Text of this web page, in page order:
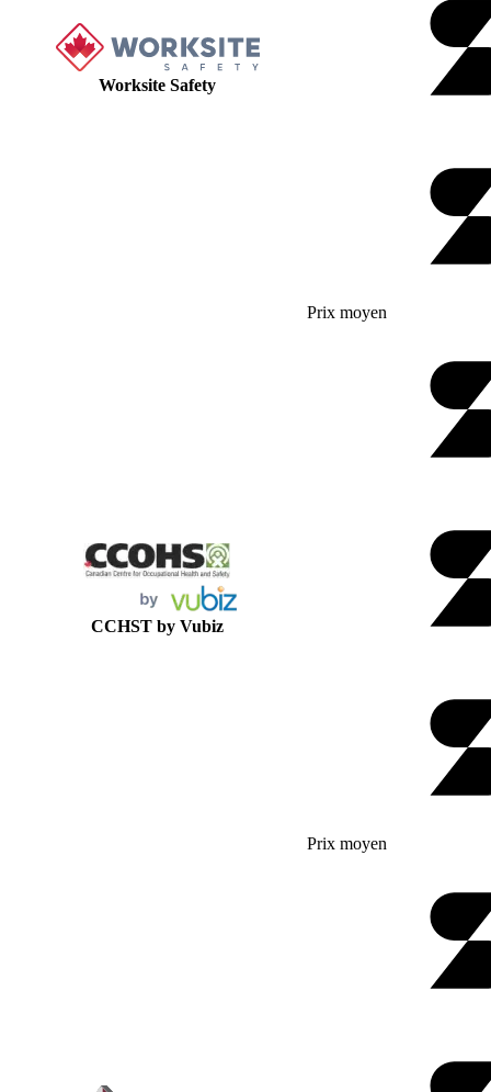
Worksite Safety
Prix moyen
CCHST by Vubiz
Prix moyen